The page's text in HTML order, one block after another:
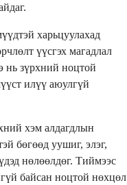
харьцуулахад
үүсгэх магадлал
нь зүрхний ноцтой
илүү аюулгүй
хэм алдагдлын
бөгөөд уушиг, элэг,
нөлөөлдөг. Тиймээс
байсан ноцтой нөхцөл